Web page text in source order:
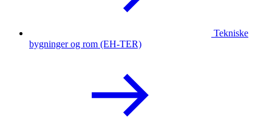
Tekniske
bygninger og rom (EH-TER)